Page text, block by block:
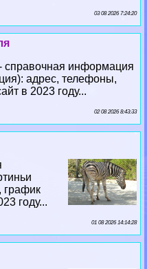
03 08 2026 7:24:20
справочная информация
адрес, телефоны,
в 2023 году...
02 08 2026 8:43:33
график
году...
01 08 2026 14:14:28